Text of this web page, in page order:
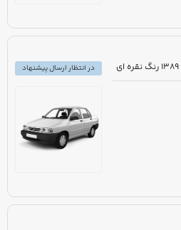
در انتظار ارسال پیشنهاد